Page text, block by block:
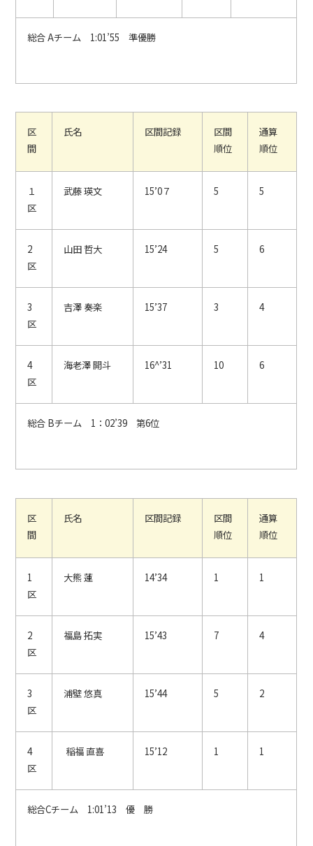
総合 Aチーム 1:01’55 準優勝
区
間
氏名 区間記録
区間
順位
通算
順位
１
区
武藤 瑛文 15’0７ 5 5
2
区
山田 哲大 15’24 5 6
3
区
吉澤 奏楽 15’37 3 4
4
区
海老澤 開斗 16^’31 10 6
総合 Bチーム 1：02’39 第6位
区
間
氏名 区間記録
区間
順位
通算
順位
1
区
大熊 蓮 14’34 1 1
2
区
福島 拓実 15’43 7 4
3
区
浦壁 悠真 15’44 5 2
4
区
稲福 直喜 15’12 1 1
総合Cチーム 1:01’13 優 勝